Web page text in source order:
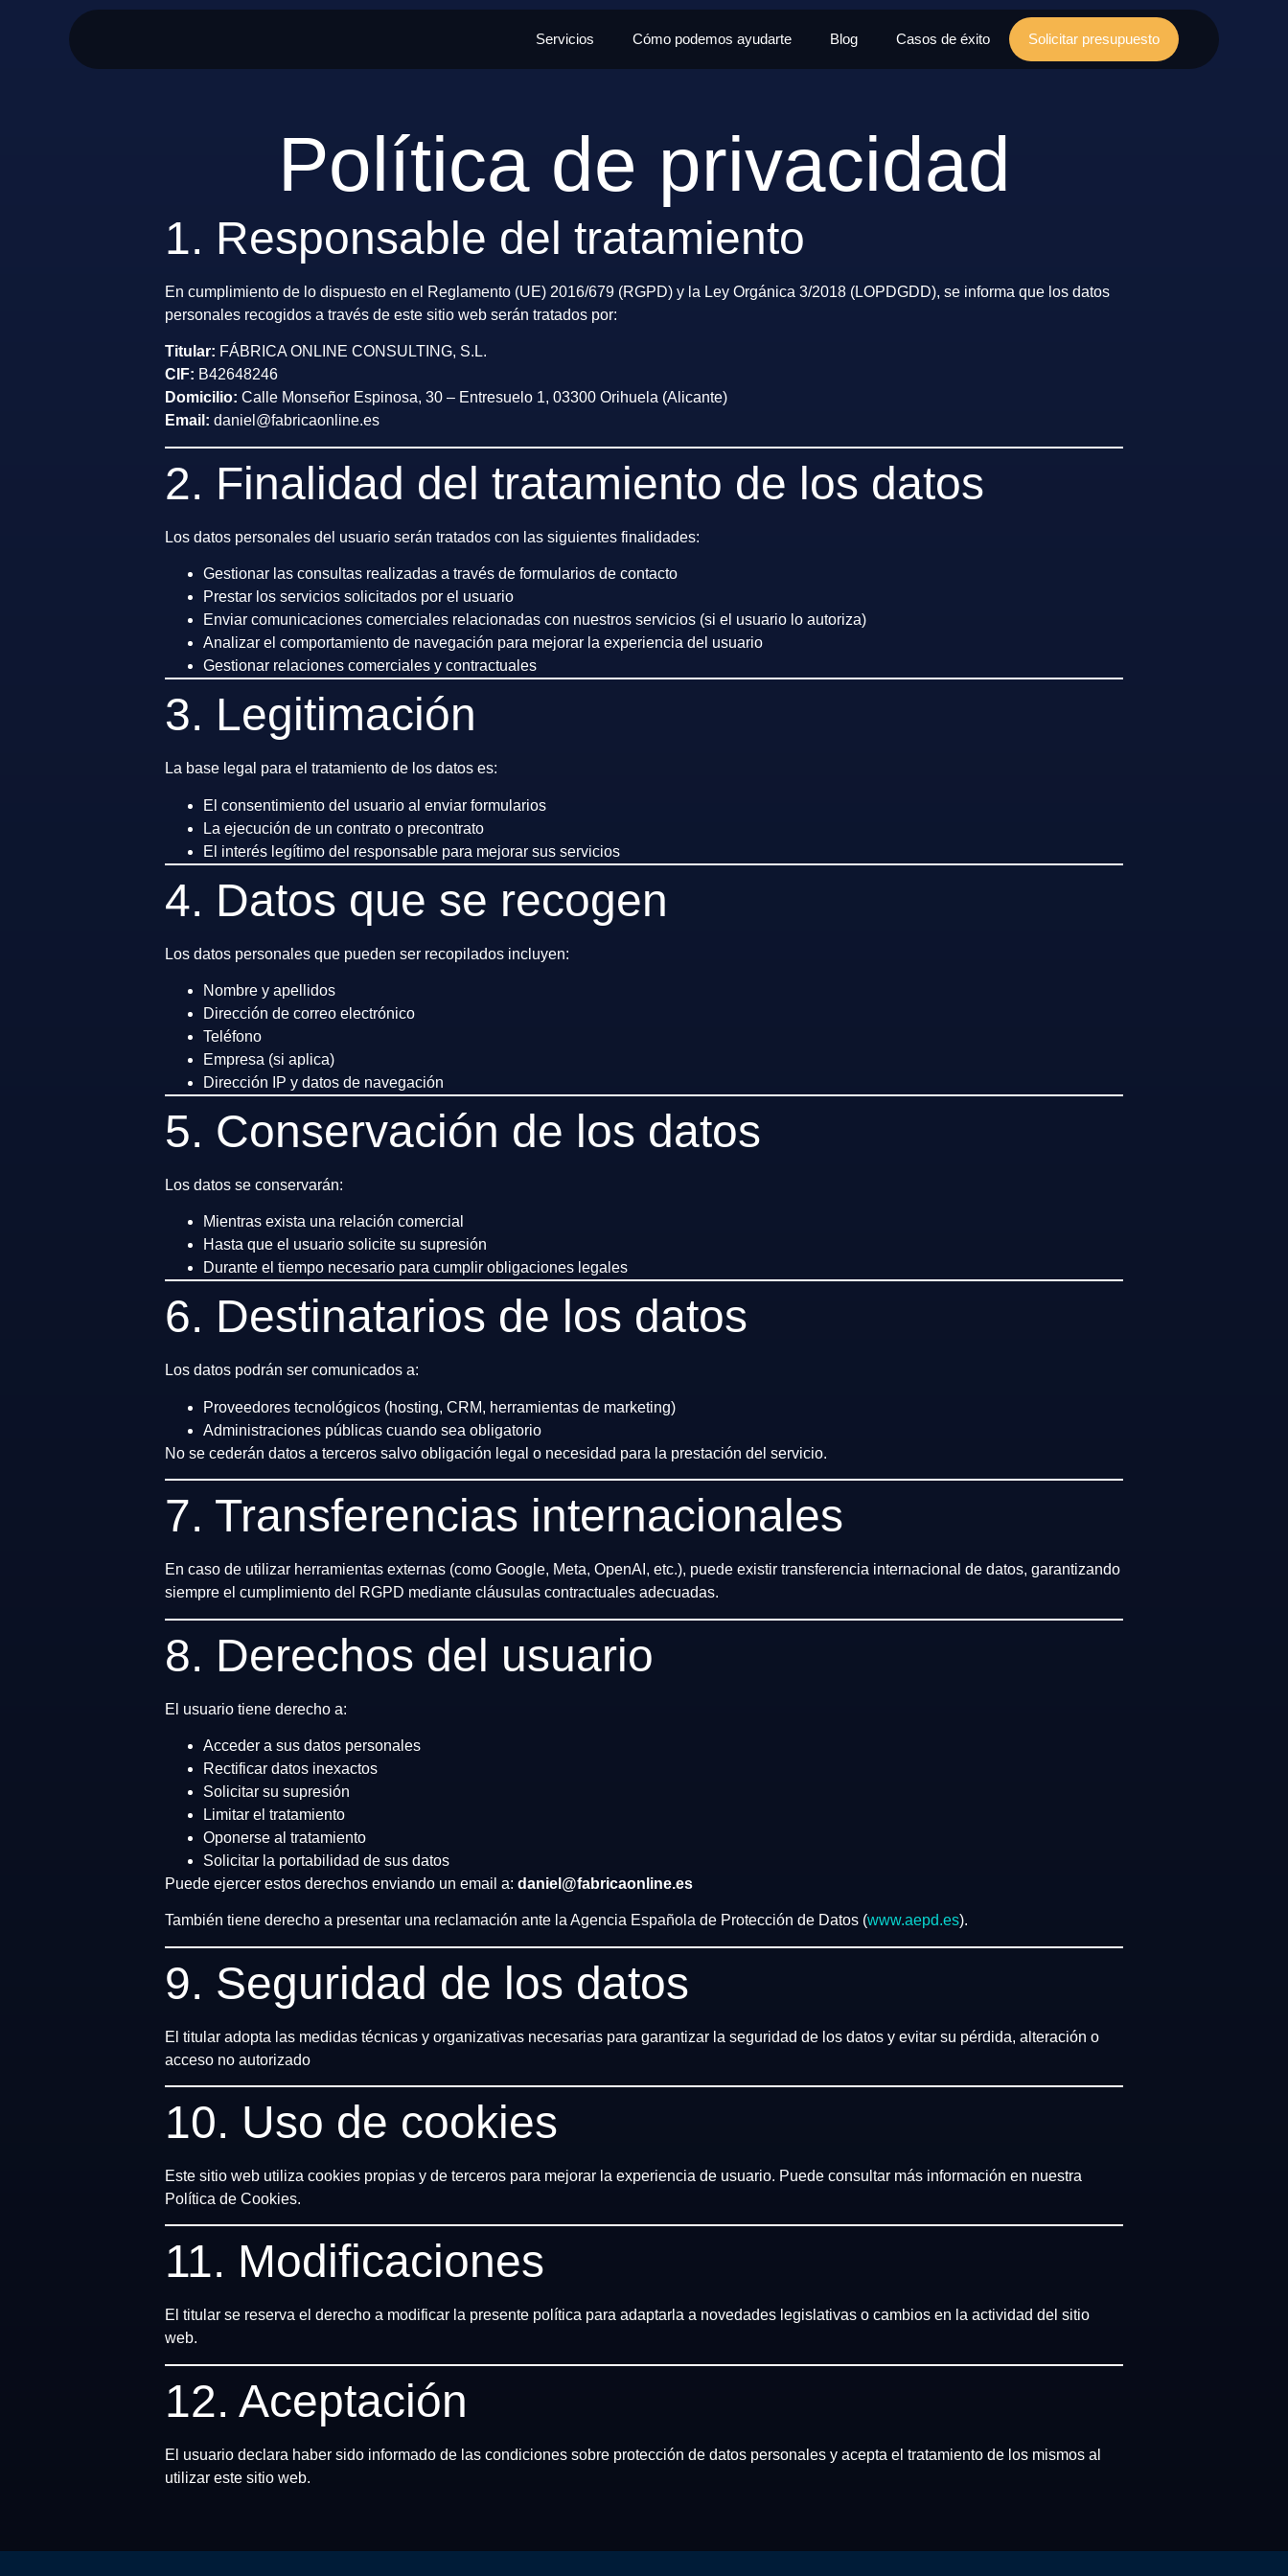
Servicios Cómo podemos ayudarte Blog Casos de éxito Solicitar presupuesto
Política de privacidad
1. Responsable del tratamiento
En cumplimiento de lo dispuesto en el Reglamento (UE) 2016/679 (RGPD) y la Ley Orgánica 3/2018 (LOPDGDD), se informa que los datos
personales recogidos a través de este sitio web serán tratados por:
Titular: FÁBRICA ONLINE CONSULTING, S.L.
CIF: B42648246
Domicilio: Calle Monseñor Espinosa, 30 – Entresuelo 1, 03300 Orihuela (Alicante)
Email: daniel@fabricaonline.es
2. Finalidad del tratamiento de los datos
Los datos personales del usuario serán tratados con las siguientes finalidades:
Gestionar las consultas realizadas a través de formularios de contacto
Prestar los servicios solicitados por el usuario
Enviar comunicaciones comerciales relacionadas con nuestros servicios (si el usuario lo autoriza)
Analizar el comportamiento de navegación para mejorar la experiencia del usuario
Gestionar relaciones comerciales y contractuales
3. Legitimación
La base legal para el tratamiento de los datos es:
El consentimiento del usuario al enviar formularios
La ejecución de un contrato o precontrato
El interés legítimo del responsable para mejorar sus servicios
4. Datos que se recogen
Los datos personales que pueden ser recopilados incluyen:
Nombre y apellidos
Dirección de correo electrónico
Teléfono
Empresa (si aplica)
Dirección IP y datos de navegación
5. Conservación de los datos
Los datos se conservarán:
Mientras exista una relación comercial
Hasta que el usuario solicite su supresión
Durante el tiempo necesario para cumplir obligaciones legales
6. Destinatarios de los datos
Los datos podrán ser comunicados a:
Proveedores tecnológicos (hosting, CRM, herramientas de marketing)
Administraciones públicas cuando sea obligatorio
No se cederán datos a terceros salvo obligación legal o necesidad para la prestación del servicio.
7. Transferencias internacionales
En caso de utilizar herramientas externas (como Google, Meta, OpenAI, etc.), puede existir transferencia internacional de datos, garantizando
siempre el cumplimiento del RGPD mediante cláusulas contractuales adecuadas.
8. Derechos del usuario
El usuario tiene derecho a:
Acceder a sus datos personales
Rectificar datos inexactos
Solicitar su supresión
Limitar el tratamiento
Oponerse al tratamiento
Solicitar la portabilidad de sus datos
Puede ejercer estos derechos enviando un email a: daniel@fabricaonline.es
También tiene derecho a presentar una reclamación ante la Agencia Española de Protección de Datos (www.aepd.es).
9. Seguridad de los datos
El titular adopta las medidas técnicas y organizativas necesarias para garantizar la seguridad de los datos y evitar su pérdida, alteración o
acceso no autorizado
10. Uso de cookies
Este sitio web utiliza cookies propias y de terceros para mejorar la experiencia de usuario. Puede consultar más información en nuestra
Política de Cookies.
11. Modificaciones
El titular se reserva el derecho a modificar la presente política para adaptarla a novedades legislativas o cambios en la actividad del sitio
web.
12. Aceptación
El usuario declara haber sido informado de las condiciones sobre protección de datos personales y acepta el tratamiento de los mismos al
utilizar este sitio web.